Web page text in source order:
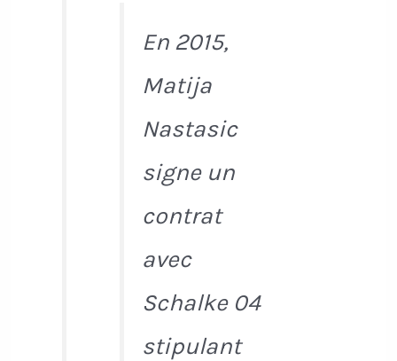
En 2015,
Matija
Nastasic
signe un
contrat
avec
Schalke 04
stipulant